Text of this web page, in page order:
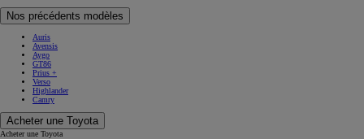
Nos précédents modèles
Auris
Avensis
Aygo
GT86
Prius +
Verso
Highlander
Camry
Acheter une Toyota
Acheter une Toyota